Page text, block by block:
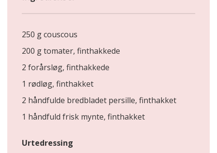
250 g couscous
200 g tomater, finthakkede
2 forårsløg, finthakkede
1 rødløg, finthakket
2 håndfulde bredbladet persille, finthakket
1 håndfuld frisk mynte, finthakket
Urtedressing